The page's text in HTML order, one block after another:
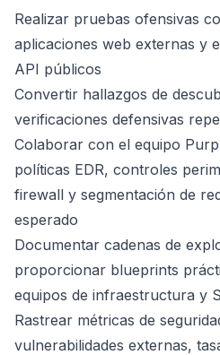
Realizar pruebas ofensivas
aplicaciones web externas y
API públicos
Convertir hallazgos de
verificaciones defensivas
Colaborar con el equipo
políticas EDR, controles
firewall y segmentación de
esperado
Documentar cadenas de
proporcionar blueprints
equipos de infraestructura y
Rastrear métricas de
vulnerabilidades externas,